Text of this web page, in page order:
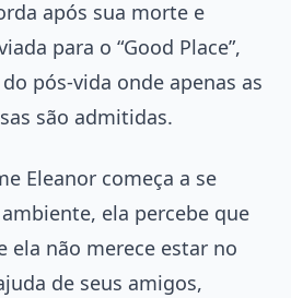
após sua morte e
para o “Good Place”,
pós-vida onde apenas as
são admitidas.
Eleanor começa a se
ela percebe que
ela não merece estar no
de seus amigos,